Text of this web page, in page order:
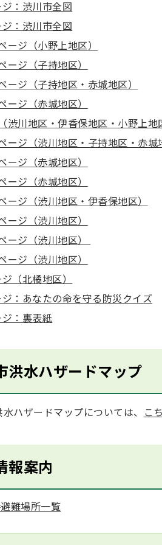
：渋川市全図
：渋川市全図
ージ（小野上地区）
ージ（子持地区）
ージ（子持地区・赤城地区）
ージ（赤城地区）
渋川地区・伊香保地区・小野上地
ージ（渋川地区・子持地区・赤城
ージ（赤城地区）
ージ（赤城地区）
ージ（渋川地区・伊香保地区）
ージ（渋川地区）
ージ（渋川地区）
ージ（渋川地区）
（北橘地区）
：あなたの命を守る防災クイズ
：裏表紙
洪水ハザードマップ
ハザードマップについては、 こ
報案内
難場所一覧